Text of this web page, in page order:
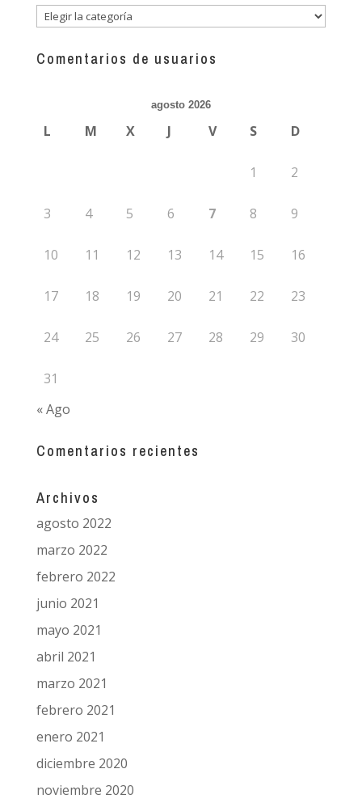
Descubre
más
guías
Comentarios de usuarios
agosto 2026
L M X J V S D
1 2
3 4 5 6 7 8 9
10 11 12 13 14 15 16
17 18 19 20 21 22 23
24 25 26 27 28 29 30
31
« Ago
Comentarios recientes
Archivos
agosto 2022
marzo 2022
febrero 2022
junio 2021
mayo 2021
abril 2021
marzo 2021
febrero 2021
enero 2021
diciembre 2020
noviembre 2020